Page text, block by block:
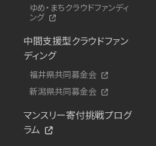
ゆめ・まちクラウドファンディ
ング
中間支援型クラウドファン
ディング
福井県共同募金会
新潟県共同募金会
マンスリー寄付挑戦プログ
ラム